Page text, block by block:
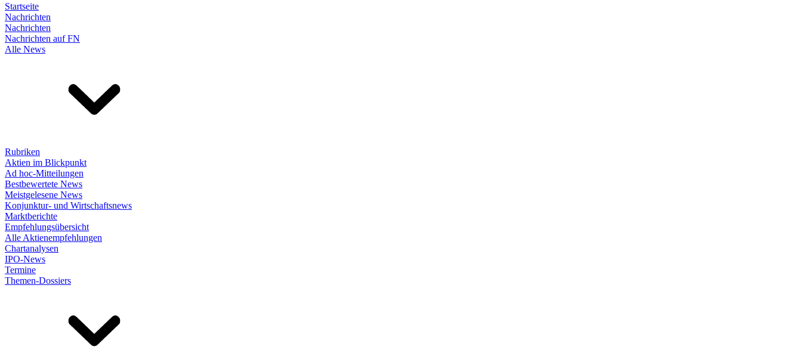
Startseite
Nachrichten
Nachrichten
Nachrichten auf FN
Alle News
Rubriken
Aktien im Blickpunkt
Ad hoc-Mitteilungen
Bestbewertete News
Meistgelesene News
Konjunktur- und Wirtschaftsnews
Marktberichte
Empfehlungsübersicht
Alle Aktienempfehlungen
Chartanalysen
IPO-News
Termine
Themen-Dossiers